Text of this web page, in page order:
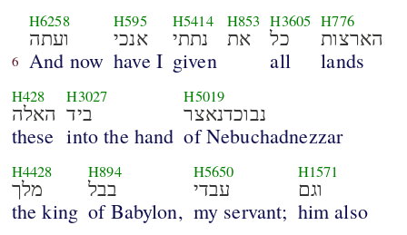
6
H6258
ועתה
And now
H595
אנכי
have I
H5414
נתתי
given
H853
את
H3605
כל
all
H776
הארצות
lands
H428
האלה
these
H3027
ביד
into the hand
H5019
נבוכדנאצר
of Nebuchadnezzar
H4428
מלך
the king
H894
בבל
of Babylon,
H5650
עבדי
my servant;
H1571
וגם
him also